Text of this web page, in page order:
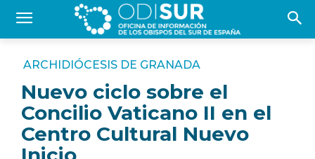
ARCHIDIÓCESIS DE GRANADA
Nuevo ciclo sobre el
Concilio Vaticano II en el
Centro Cultural Nuevo